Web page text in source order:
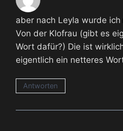
aber nach Leyla wurde
Von der Klofrau (gibt es
Wort dafür?) Die ist
eigentlich ein netteres
Antworten